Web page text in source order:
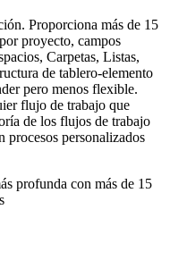
Proporciona más de 15
proyecto, campos
Carpetas, Listas,
de tablero-elemento
pero menos flexible.
flujo de trabajo que
de los flujos de trabajo
procesos personalizados
profunda con más de 15